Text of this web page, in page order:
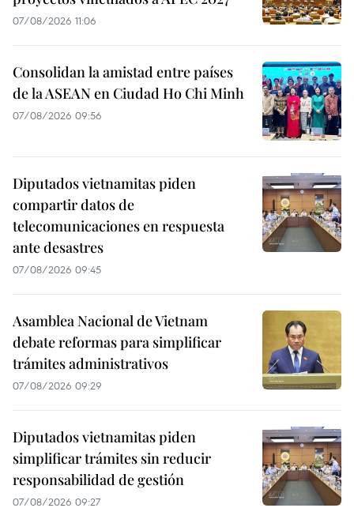
07/08/2026 11:06
Consolidan la amistad entre países
de la ASEAN en Ciudad Ho Chi Minh
07/08/2026 09:56
Diputados vietnamitas piden
compartir datos de
telecomunicaciones en respuesta
ante desastres
07/08/2026 09:45
Asamblea Nacional de Vietnam
debate reformas para simplificar
trámites administrativos
07/08/2026 09:29
Diputados vietnamitas piden
simplificar trámites sin reducir
responsabilidad de gestión
07/08/2026 09:27